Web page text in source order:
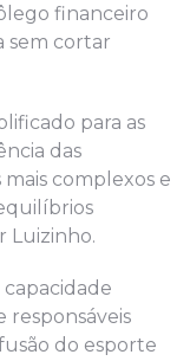
financeiro
sem cortar
para as
das
mais complexos e
Luizinho.
responsáveis
do esporte